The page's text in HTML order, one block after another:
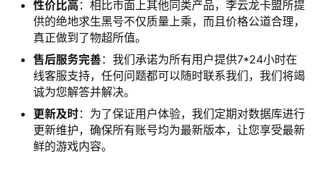
性价比高 ：相比市面上其他同类产品，李云龙卡盟所提
供的绝地求生黑号不仅质量上乘，而且价格公道合理，
真正做到了物超所值。
售后服务完善：我们承诺为所有用户提供7*24小时在
线客服支持，任何问题都可以随时联系我们，我们将竭
诚为您解答并解决。
更新及时：为了保证用户体验，我们定期对数据库进行
更新维护，确保所有账号均为最新版本，让您享受最新
鲜的游戏内容。